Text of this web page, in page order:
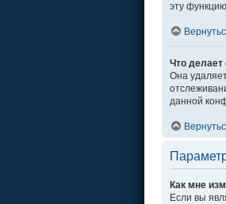
эту
Что
Она
данной
Как мне
Если вы